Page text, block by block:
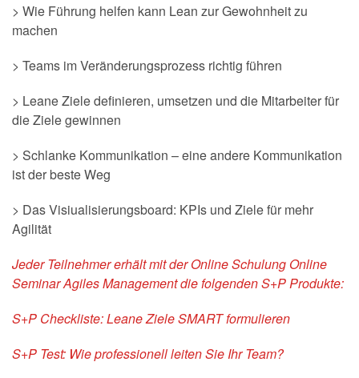
> Wie Führung helfen kann Lean zur Gewohnheit zu
machen
> Teams im Veränderungsprozess richtig führen
> Leane Ziele definieren, umsetzen und die Mitarbeiter für
die Ziele gewinnen
> Schlanke Kommunikation – eine andere Kommunikation
ist der beste Weg
> Das Visiualisierungsboard: KPIs und Ziele für mehr
Agilität
Jeder Teilnehmer erhält mit der Online Schulung Online
Seminar Agiles Management die folgenden S+P Produkte:
S+P Checkliste: Leane Ziele SMART formulieren
S+P Test: Wie professionell leiten Sie Ihr Team?